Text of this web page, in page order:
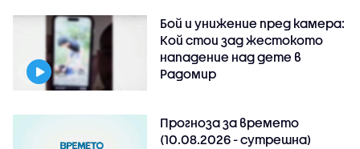
Бой и унижение пред камера:
Кой стои зад жестокото
нападение над дете в
Радомир
Прогноза за времето
(10.08.2026 - сутрешна)